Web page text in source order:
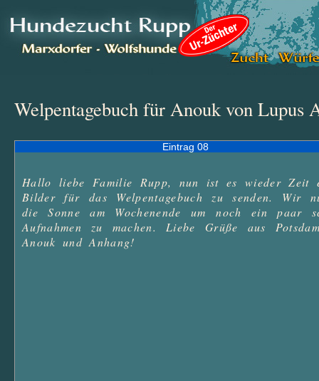
Welpentagebuch für Anouk von Lupus
Eintrag 08
Hallo liebe Familie Rupp, nun ist es wieder Zeit
Bilder für das Welpentagebuch zu senden. Wir
die Sonne am Wochenende um noch ein paar
Aufnahmen zu machen. Liebe Grüße aus
Anouk und Anhang!